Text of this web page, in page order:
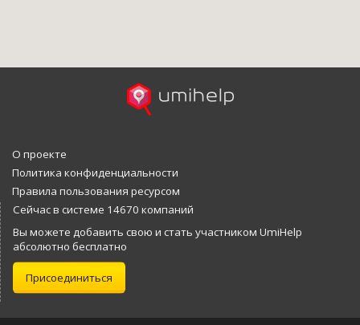
О проекте
Политика конфиденциальности
Правила пользования ресурсом
Сейчас в системе 14670 компаний
Вы можете добавить свою и стать участником UmiHelp
абсолютно бесплатно
Присоединиться